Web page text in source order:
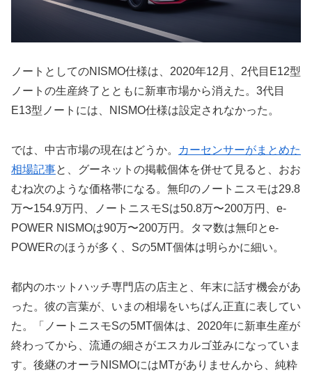
ノートとしてのNISMO仕様は、2020年12月、2代目E12型
ノートの生産終了とともに新車市場から消えた。3代目
E13型ノートには、NISMO仕様は設定されなかった。
では、中古市場の現在はどうか。
カーセンサーがまとめた
相場記事と、グーネットの掲載個体を併せて見ると、おお
むね次のような価格帯になる。無印のノートニスモは29.8
万〜154.9万円、ノートニスモSは50.8万〜200万円、e-
POWER NISMOは90万〜200万円。タマ数は無印とe-
POWERのほうが多く、Sの5MT個体は明らかに細い。
都内のホットハッチ専門店の店主と、年末に話す機会があ
った。彼の言葉が、いまの相場をいちばん正直に表してい
た。「ノートニスモSの5MT個体は、2020年に新車生産が
終わってから、流通の細さがエスカルゴ並みになっていま
す。後継のオーラNISMOにはMTがありませんから、純粋